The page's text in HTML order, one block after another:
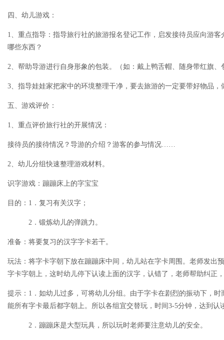
四、幼儿游戏：
1、重点指导：指导旅行社的旅游报名登记工作，启发接待员应向游
哪些东西？
2、帮助导游进行自身形象的包装。（如：戴上鸭舌帽、随身带红旗、
3、指导娃娃家把家中的环境整理干净，要去旅游的一定要带好物品，
五、游戏评价：
1、重点评价旅行社的开展情况：
接待员的接待情况？导游的介绍？游客的参与情况……
2、幼儿分组快速整理游戏材料。
识字游戏：蹦蹦床上的字宝宝
目的：1．复习有关汉字；
2．锻炼幼儿的弹跳力。
准备：将要复习的汉字字卡若干。
玩法：将字卡字朝下放在蹦蹦床中间，幼儿站在字卡周围。老师发出
字卡字朝上，这时幼儿停下认读上面的汉字，认错了，老师帮助纠正
提示：1．如幼儿过多，可将幼儿分组。由于字卡在剧烈的振动下，
能所有字卡最后都字朝上。所以各组宜交替玩，时间3-5分钟，达到认
2．蹦蹦床是大型玩具，所以玩时老师要注意幼儿的安全。